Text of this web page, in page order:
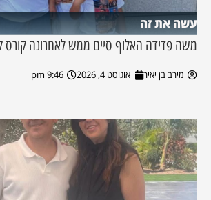
עשה את זה
משה פדידה האלוף סיים ממש לאחרונה קורס
מירב בן יאיר אוגוסט 4, 2026 9:46 pm